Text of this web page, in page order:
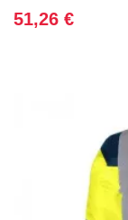
Prix
51,26 €